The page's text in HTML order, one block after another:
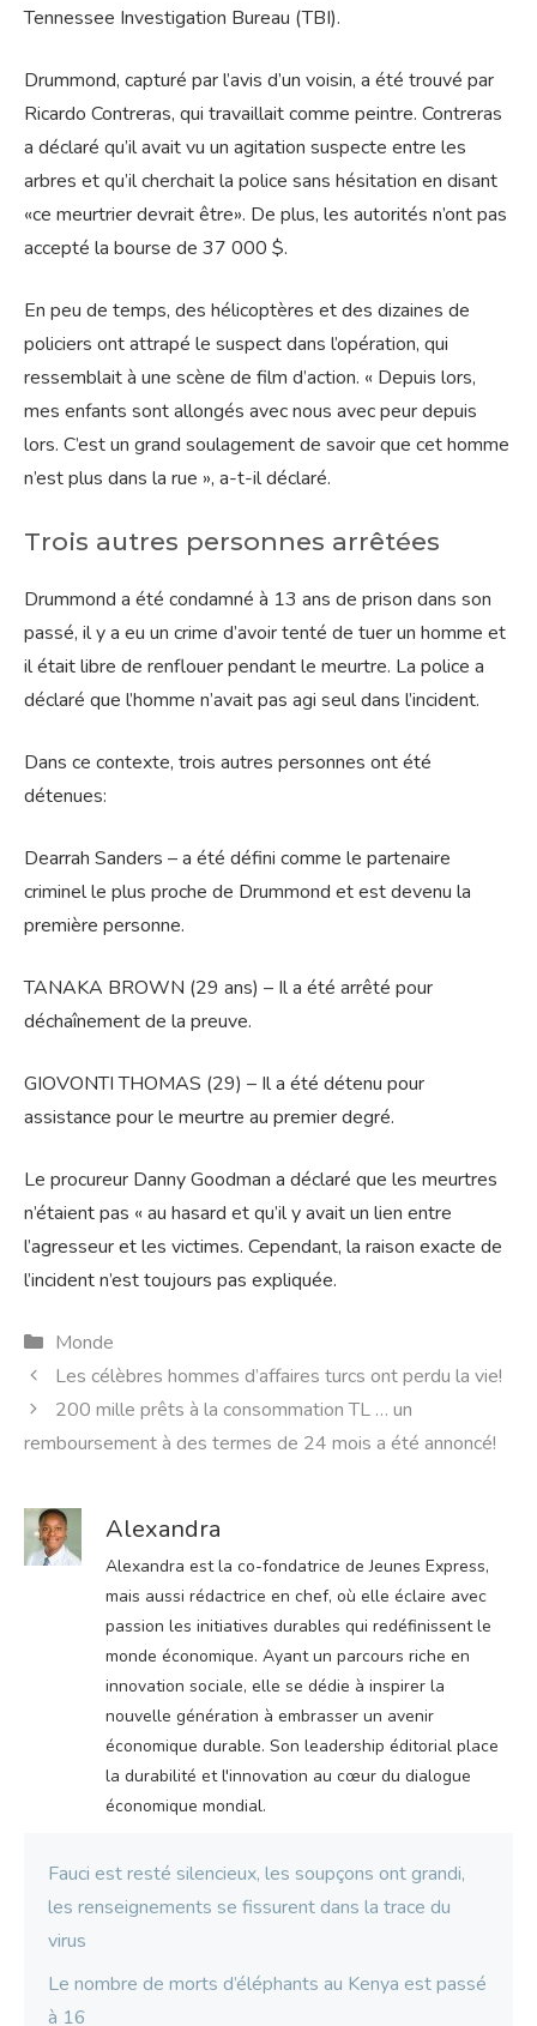
Tennessee Investigation Bureau (TBI).
Drummond, capturé par l’avis d’un voisin, a été trouvé par
Ricardo Contreras, qui travaillait comme peintre. Contreras
a déclaré qu’il avait vu un agitation suspecte entre les
arbres et qu’il cherchait la police sans hésitation en disant
«ce meurtrier devrait être». De plus, les autorités n’ont pas
accepté la bourse de 37 000 $.
En peu de temps, des hélicoptères et des dizaines de
policiers ont attrapé le suspect dans l’opération, qui
ressemblait à une scène de film d’action. « Depuis lors,
mes enfants sont allongés avec nous avec peur depuis
lors. C’est un grand soulagement de savoir que cet homme
n’est plus dans la rue », a-t-il déclaré.
Trois autres personnes arrêtées
Drummond a été condamné à 13 ans de prison dans son
passé, il y a eu un crime d’avoir tenté de tuer un homme et
il était libre de renflouer pendant le meurtre. La police a
déclaré que l’homme n’avait pas agi seul dans l’incident.
Dans ce contexte, trois autres personnes ont été
détenues:
Dearrah Sanders – a été défini comme le partenaire
criminel le plus proche de Drummond et est devenu la
première personne.
TANAKA BROWN (29 ans) – Il a été arrêté pour
déchaînement de la preuve.
GIOVONTI THOMAS (29) – Il a été détenu pour
assistance pour le meurtre au premier degré.
Le procureur Danny Goodman a déclaré que les meurtres
n’étaient pas « au hasard et qu’il y avait un lien entre
l’agresseur et les victimes. Cependant, la raison exacte de
l’incident n’est toujours pas expliquée.
Catégories
Monde
Les célèbres hommes d’affaires turcs ont perdu la vie!
200 mille prêts à la consommation TL … un
remboursement à des termes de 24 mois a été annoncé!
Alexandra
Alexandra est la co-fondatrice de Jeunes Express,
mais aussi rédactrice en chef, où elle éclaire avec
passion les initiatives durables qui redéfinissent le
monde économique. Ayant un parcours riche en
innovation sociale, elle se dédie à inspirer la
nouvelle génération à embrasser un avenir
économique durable. Son leadership éditorial place
la durabilité et l'innovation au cœur du dialogue
économique mondial.
Fauci est resté silencieux, les soupçons ont grandi,
les renseignements se fissurent dans la trace du
virus
Le nombre de morts d’éléphants au Kenya est passé
à 16